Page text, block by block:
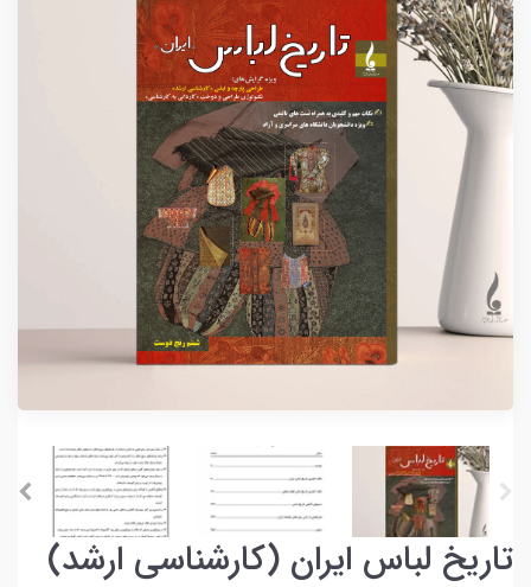
تاریخ لباس ایران (کارشناسی ارشد)